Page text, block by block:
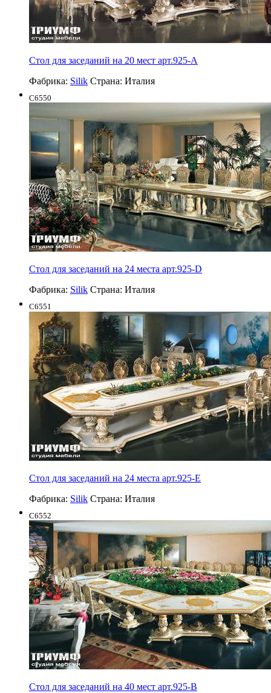
Стол для заседаний на 20 мест арт.925-А
Фабрика: Silik Страна: Италия
C6550
Стол для заседаний на 24 места арт.925-D
Фабрика: Silik Страна: Италия
C6551
Стол для заседаний на 24 места арт.925-Е
Фабрика: Silik Страна: Италия
C6552
Стол для заседаний на 40 мест арт.925-В